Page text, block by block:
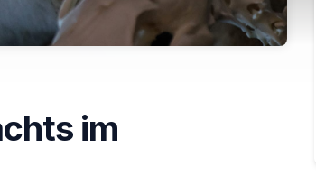
im